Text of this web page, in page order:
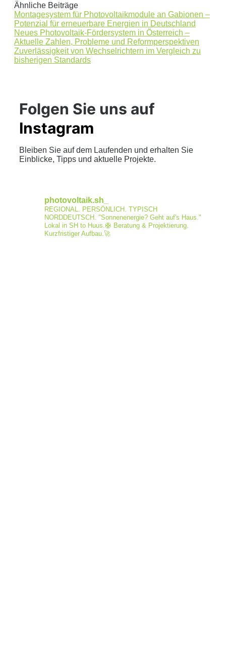
Ähnliche Beiträge
Montagesystem für Photovoltaikmodule an Gabionen –
Potenzial für erneuerbare Energien in Deutschland
Neues Photovoltaik-Fördersystem in Österreich –
Aktuelle Zahlen, Probleme und Reformperspektiven
Zuverlässigkeit von Wechselrichtern im Vergleich zu
bisherigen Standards
Folgen Sie uns auf
Instagram
Bleiben Sie auf dem Laufenden und erhalten Sie
Einblicke, Tipps und aktuelle Projekte.
photovoltaik.sh_
REGIONAL. PERSÖNLICH. TYPISCH
NORDDEUTSCH.
"Sonnenenergie? Geht auf's Haus."
Lokal in SH to Huus.🛟 Beratung & Projektierung.
Kurzfristiger Aufbau.🚀